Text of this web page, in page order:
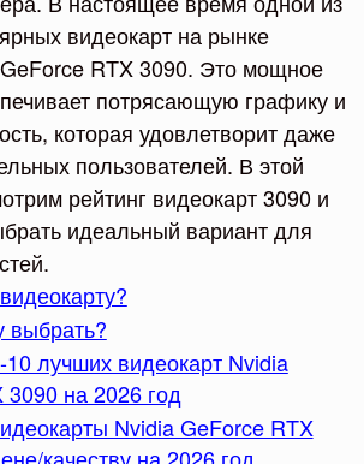
видеокарт на рынке
RTX 3090. Это мощное
потрясающую графику и
которая удовлетворит даже
пользователей. В этой
рейтинг видеокарт 3090 и
идеальный вариант для
лучших видеокарт Nvidia
на 2026 год
Nvidia GeForce RTX